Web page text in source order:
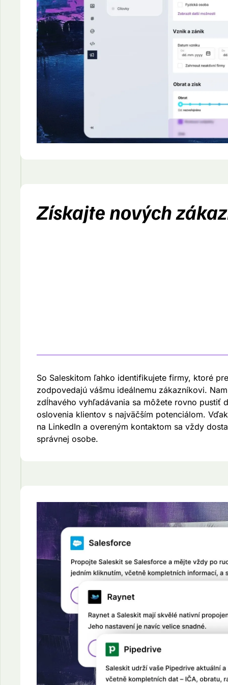
Získajte nových
So Saleskitom ľahko identifikujete firmy, ktoré
zodpovedajú vášmu ideálnemu zákazníkovi.
zdĺhavého vyhľadávania sa môžete rovno pustiť
oslovenia klientov s najväčším potenciálom.
na LinkedIn a overeným kontaktom sa vždy
správnej osobe.